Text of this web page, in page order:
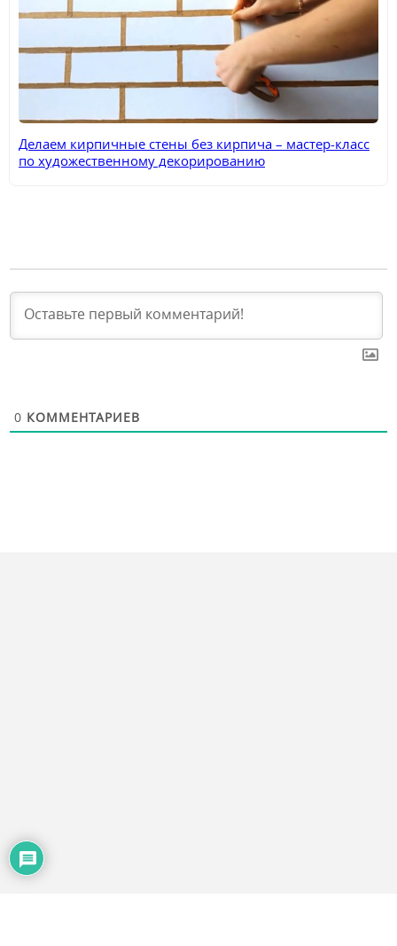
Делаем кирпичные стены без кирпича – мастер-класс
по художественному декорированию
0 КОММЕНТАРИЕВ